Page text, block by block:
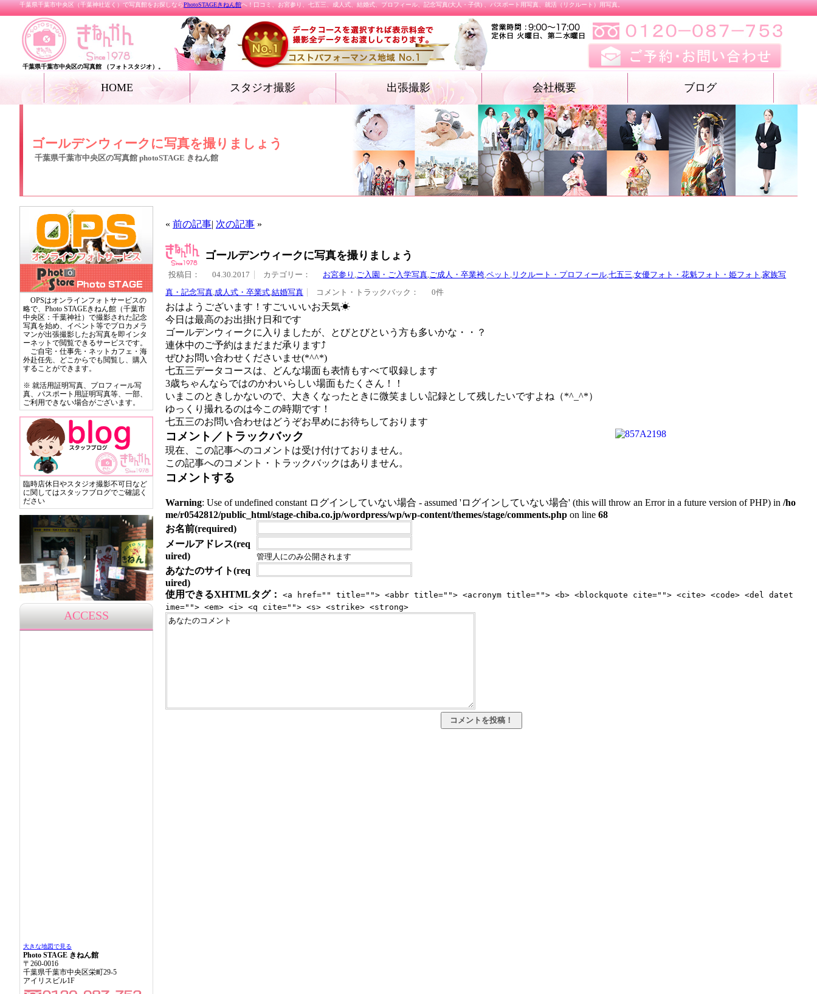
千葉県千葉市中央区（千葉神社近く）で写真館をお探しならPhotoSTAGEきねん館へ！口コミ、お宮参り、七五三、成人式、結婚式、プロフィール、記念写真(大人・子供) 、パスポート用写真、就活（リクルート）用写真。
千葉県千葉市中央区の写真館 （フォトスタジオ）。
HOME スタジオ撮影 出張撮影
結婚式
施設撮影（入園式・入学式ほか）
飲食店メニュー
会社概要 ブログ
ゴールデンウィークに写真を撮りましょう
千葉県千葉市中央区の写真館 photoSTAGE きねん館
OPSはオンラインフォトサービスの
略で、Photo STAGEきねん館（千葉市
中央区：千葉神社）で撮影された記念
写真を始め、イベント等でプロカメラ
マンが出張撮影したお写真を即インタ
ーネットで閲覧できるサービスです。
ご自宅・仕事先・ネットカフェ・海
外赴任先、どこからでも閲覧し、購入
することができます。
※ 就活用証明写真、プロフィール写
真、パスポート用証明写真等、一部、
ご利用できない場合がございます。
臨時店休日やスタジオ撮影不可日など
に関してはスタッフブログでご確認く
ださい
ACCESS
大きな地図で見る
Photo STAGE きねん館
〒260-0016
千葉県千葉市中央区栄町29-5
アイリスビル1F
« 前の記事| 次の記事 »
ゴールデンウィークに写真を撮りましょう
投稿日： 04.30.2017 カテゴリー： お宮参り ,ご入園・ご入学写真,ご成人・卒業袴,ペット , リクルート・プロフィール,七五三,女優フォト・花魁フォト・姫フォト ,家族写
真・記念写真,成人式・卒業式,結婚写真 コメント・トラックバック： 0件
おはようございます！すごいいいお天気☀
今日は最高のお出掛け日和です
ゴールデンウィークに入りましたが、とびとびという方も多いかな・・？
連休中のご予約はまだまだ承ります⤴
ぜひお問い合わせくださいませ(*^^*)
七五三データコースは、どんな場面も表情もすべて収録します
3歳ちゃんならではのかわいらしい場面もたくさん！！
いまこのときしかないので、大きくなったときに微笑ましい記録として残したいですよね（*^_^*）
ゆっくり撮れるのは今この時期です！
七五三のお問い合わせはどうぞお早めにお待ちしております
コメント／トラックバック
現在、この記事へのコメントは受け付けておりません。
この記事へのコメント・トラックバックはありません。
コメントする
Warning: Use of undefined constant ログインしていない場合 - assumed 'ログインしていない場合' (this will throw an Error in a future version of PHP) in /ho
me/r0542812/public_html/stage-chiba.co.jp/wordpress/wp/wp-content/themes/stage/comments.php on line 68
お名前(required)
メールアドレス(req
uired)
管理人にのみ公開されます
あなたのサイト(req
uired)
使用できるXHTMLタグ：
<a href="" title=""> <abbr title=""> <acronym title=""> <b> <blockquote cite=""> <cite> <code> <del datet
ime=""> <em> <i> <q cite=""> <s> <strike> <strong>